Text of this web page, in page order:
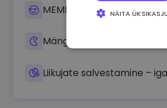
MEME strateegia
Mängustrateegia
Liikujate salvestamine –
NÄITA